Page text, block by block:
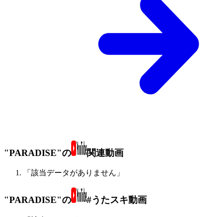
"PARADISE"の 関連動画
「該当データがありません」
"PARADISE"の #うたスキ動画